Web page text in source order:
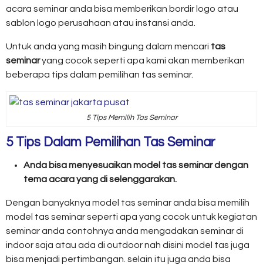
acara seminar anda bisa memberikan bordir logo atau
sablon logo perusahaan atau instansi anda.
Untuk anda yang masih bingung dalam mencari tas
seminaryang cocok seperti apa kami akan memberikan
beberapa tips dalam pemilihan tas seminar.
5 Tips Memilih Tas Seminar
5 Tips Dalam Pemilihan Tas Seminar
Anda bisa menyesuaikan model tas seminar dengan
tema acara yang di selenggarakan.
Dengan banyaknya model tas seminar anda bisa memilih
model tas seminar seperti apa yang cocok untuk kegiatan
seminar anda contohnya anda mengadakan seminar di
indoor saja atau ada di outdoor nah disini model tas juga
bisa menjadi pertimbangan. selain itu juga anda bisa